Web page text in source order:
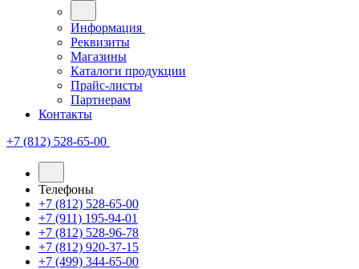
Информация
Реквизиты
Магазины
Каталоги продукции
Прайс-листы
Партнерам
Контакты
+7 (812) 528-65-00
Телефоны
+7 (812) 528-65-00
+7 (911) 195-94-01
+7 (812) 528-96-78
+7 (812) 920-37-15
+7 (499) 344-65-00